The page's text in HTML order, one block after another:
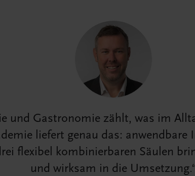
und Gastronomie zählt, was im
liefert genau das: anwendbare
flexibel kombinierbaren Säulen
und wirksam in die Umsetzung.